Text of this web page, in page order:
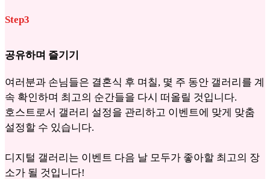
Step3
공유하며 즐기기
여러분과 손님들은 결혼식 후 며칠, 몇 주 동안 갤러리를 계
속 확인하며 최고의 순간들을 다시 떠올릴 것입니다.
호스트로서 갤러리 설정을 관리하고 이벤트에 맞게 맞춤
설정할 수 있습니다.
디지털 갤러리는 이벤트 다음 날 모두가 좋아할 최고의 장
소가 될 것입니다!